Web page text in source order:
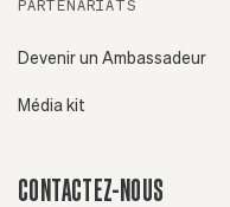
PARTENARIATS
Devenir un Ambassadeur
Média kit
CONTACTEZ-NOUS